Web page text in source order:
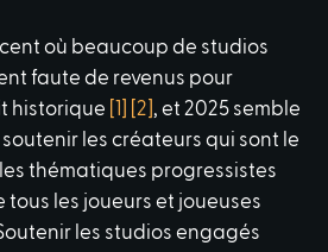
où beaucoup de studios
faute de revenus pour
historique
[2] , et 2025 semble
soutenir les créateurs qui sont le
thématiques progressistes
tous les joueurs et joueuses
les studios engagés